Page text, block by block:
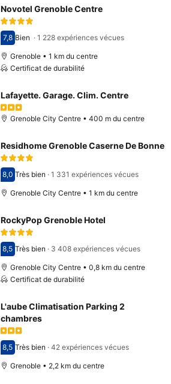
Novotel Grenoble Centre
Avec une note de 7,8
7,8 Bien · 1 228 expériences vécues
Grenoble • 1 km du centre
Certificat de durabilité
Lafayette. Garage. Clim. Centre
Grenoble City Centre • 400 m du centre
Residhome Grenoble Caserne De Bonne
Avec une note de 8,0
8,0 Très bien · 1 331 expériences vécues
Grenoble City Centre • 1 km du centre
RockyPop Grenoble Hotel
Avec une note de 8,5
8,5 Très bien · 3 408 expériences vécues
Grenoble City Centre • 0,8 km du centre
Certificat de durabilité
L'aube Climatisation Parking 2
chambres
Avec une note de 8,5
8,5 Très bien · 42 expériences vécues
Grenoble • 2,2 km du centre